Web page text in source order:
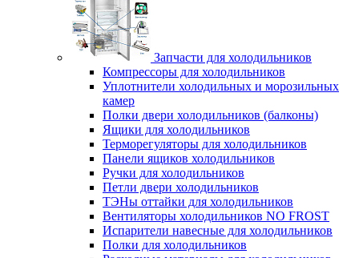
Запчасти для холодильников
Компрессоры для холодильников
Уплотнители холодильных и морозильных
камер
Полки двери холодильников (балконы)
Ящики для холодильников
Терморегуляторы для холодильников
Панели ящиков холодильников
Ручки для холодильников
Петли двери холодильников
ТЭНы оттайки для холодильников
Вентиляторы холодильников NO FROST
Испарители навесные для холодильников
Полки для холодильников